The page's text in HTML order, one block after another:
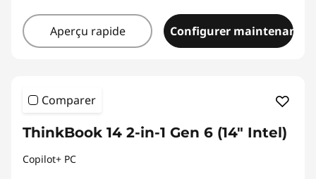
Aperçu rapide Configurer maintenant
Comparer
ThinkBook 14 2-in-1 Gen 6 (14" Intel)
Copilot+ PC